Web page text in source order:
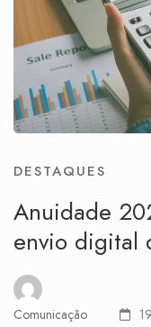
DESTAQUES
Anuidade
envio digital
Comunicação